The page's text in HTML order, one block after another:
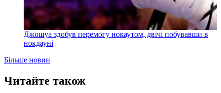
Джошуа здобув перемогу нокаутом, двічі побувавши в
нокдауні
Більше новин
Читайте також